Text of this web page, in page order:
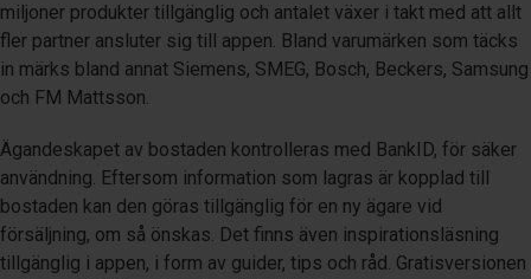
miljoner produkter tillgänglig och antalet växer i takt med att allt
fler partner ansluter sig till appen. Bland varumärken som täcks
in märks bland annat Siemens, SMEG, Bosch, Beckers, Samsung
och FM Mattsson.
Ägandeskapet av bostaden kontrolleras med BankID, för säker
användning. Eftersom information som lagras är kopplad till
bostaden kan den göras tillgänglig för en ny ägare vid
försäljning, om så önskas. Det finns även inspirationsläsning
tillgänglig i appen, i form av guider, tips och råd. Gratisversionen